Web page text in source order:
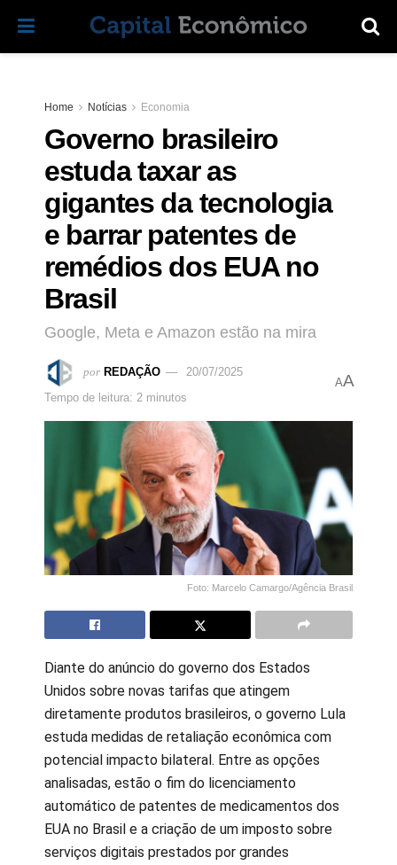
Home Notícias Economia
Governo brasileiro
estuda taxar as
gigantes da tecnologia
e barrar patentes de
remédios dos EUA no
Brasil
Google, Meta e Amazon estão na mira
por REDAÇÃO
20/07/2025
Tempo de leitura: 2 minutos
AA
Foto: Marcelo Camargo/Agência Brasil
Diante do anúncio do governo dos Estados
Unidos sobre novas tarifas que atingem
diretamente produtos brasileiros, o governo Lula
estuda medidas de retaliação econômica com
potencial impacto bilateral. Entre as opções
analisadas, estão o fim do licenciamento
automático de patentes de medicamentos dos
EUA no Brasil e a criação de um imposto sobre
serviços digitais prestados por grandes